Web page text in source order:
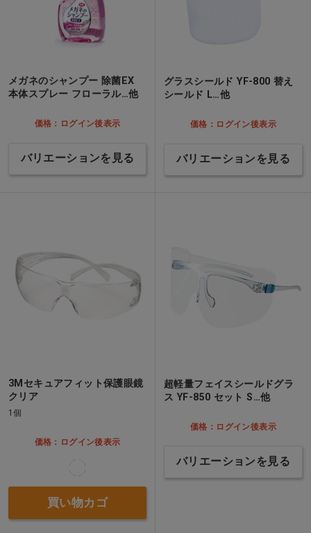
メガネのシャンプー 除菌EX
本体スプレー フローラル…他
価格：ログイン後表示
バリエーションを見る
グラスシールド YF-800 替え
シールド L…他
価格：ログイン後表示
バリエーションを見る
3Mセキュアフィット保護眼鏡
クリア
1個
価格：ログイン後表示
買い物カゴ
超軽量フェイスシールドグラ
ス YF-850 セット S…他
価格：ログイン後表示
バリエーションを見る